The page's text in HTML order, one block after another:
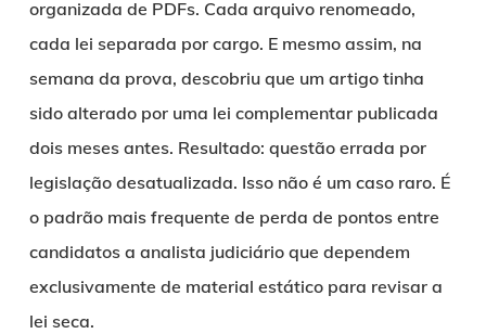
organizada de PDFs. Cada arquivo renomeado,
cada lei separada por cargo. E mesmo assim, na
semana da prova, descobriu que um artigo tinha
sido alterado por uma lei complementar publicada
dois meses antes. Resultado: questão errada por
legislação desatualizada. Isso não é um caso raro. É
o padrão mais frequente de perda de pontos entre
candidatos a analista judiciário que dependem
exclusivamente de material estático para revisar a
lei seca.